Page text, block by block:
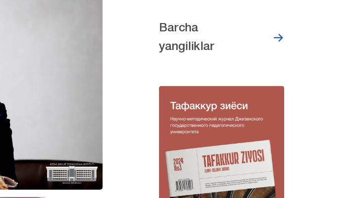
Barcha
yangiliklar